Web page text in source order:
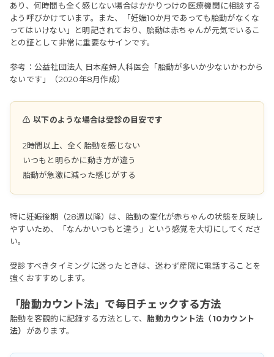
あり、何時間も全く感じない場合はかかりつけの医療機関に相談する
よう呼びかけています。また、「妊娠10か月であっても胎動がなくな
ってはいけない」と明記されており、胎動は赤ちゃんが元気でいるこ
との証として非常に重要なサインです。
参考：公益社団法人 日本産婦人科医会「胎動が多いか少ないかわから
ないです」（2020年8月作成）
⚠️ 以下のような場合は受診の目安です
2時間以上、全く胎動を感じない
いつもと明らかに動き方が違う
胎動が急激に減った感じがする
特に妊娠後期（28週以降）は、胎動の変化が赤ちゃんの状態を反映し
やすいため、「なんかいつもと違う」という感覚を大切にしてくださ
い。
受診すべきタイミングに迷ったときは、迷わず産院に電話することを
強くおすすめします。
「胎動カウント法」で毎日チェックする方法
胎動を客観的に記録する方法として、胎動カウント法（10カウント
法） があります。